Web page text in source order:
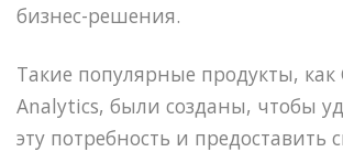
бизнес-решения.
Такие популярные продукты, как
Analytics, были созданы, чтобы
эту потребность и предоставить